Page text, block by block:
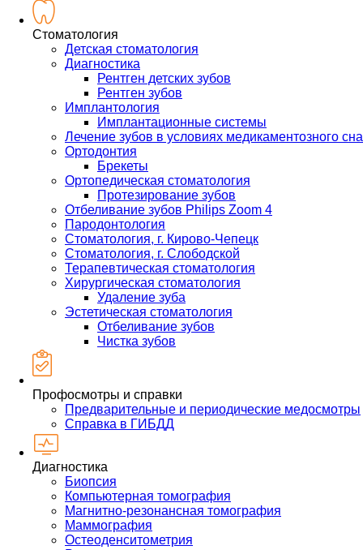
Стоматология
Детская стоматология
Диагностика
Рентген детских зубов
Рентген зубов
Имплантология
Имплантационные системы
Лечение зубов в условиях медикаментозного сна
Ортодонтия
Брекеты
Ортопедическая стоматология
Протезирование зубов
Отбеливание зубов Philips Zoom 4
Пародонтология
Стоматология, г. Кирово-Чепецк
Стоматология, г. Слободской
Терапевтическая стоматология
Хирургическая стоматология
Удаление зуба
Эстетическая стоматология
Отбеливание зубов
Чистка зубов
Профосмотры и справки
Предварительные и периодические медосмотры
Справка в ГИБДД
Диагностика
Биопсия
Компьютерная томография
Магнитно-резонансная томография
Маммография
Остеоденситометрия